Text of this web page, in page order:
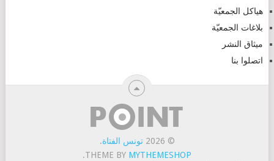
هياكل الجمعيّة
بلاغات الجمعيّة
ميثاق النشر
اتصلوا بنا
© 2026 تونس الفتاة.
THEME BY MYTHEMESHOP
.